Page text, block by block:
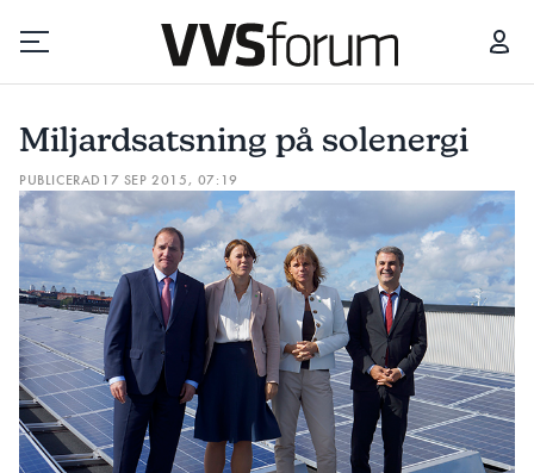
Prenumerera
Hantera prenumeration
Lediga jobb
Annonsera
Läs E-tidningen
Miljardsatsning på solenergi
PUBLICERAD 17 SEP 2015, 07:19
MILJARDSATSNING PÅ SOLENERGI